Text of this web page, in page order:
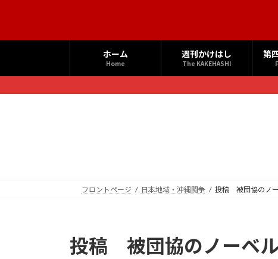
へ
ス
ョ
ン
ホーム
Home
週刊かけはし
The KAKEHASHI
第
フロントページ 日本地域・沖縄闘争 投稿 被団協のノ
投稿 被団協のノーベ